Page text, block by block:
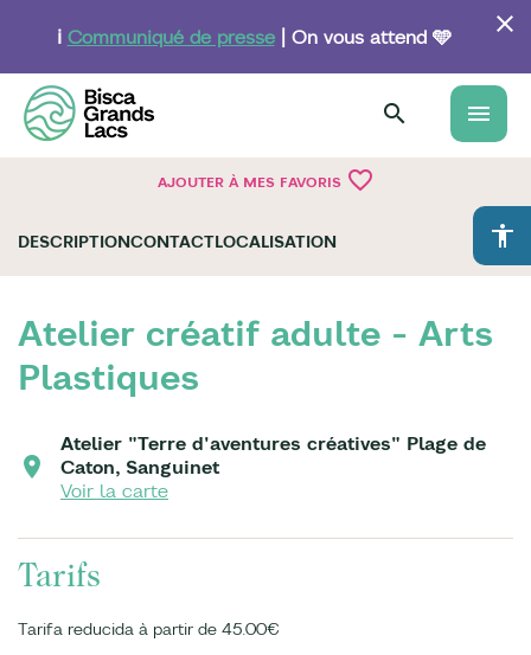
principal
ℹ️ Communiqué de presse| On vous attend 🩵
menu
AJOUTER À MES FAVORIS favorite_border
accessibility
DESCRIPTIONCONTACTLOCALISATION
Atelier créatif adulte - Arts
Plastiques
Atelier "Terre d'aventures créatives" Plage de
Caton, Sanguinet
Voir la carte
Tarifs
Tarifa reducida à partir de 45.00€